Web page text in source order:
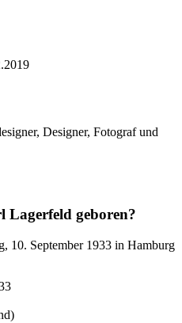
Designer, Fotograf und
geboren?
10. September 1933 in Hamburg